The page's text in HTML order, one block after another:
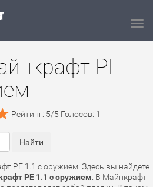
PE
Рейтинг: 5/5 Голосов: 1
PE 1.1 с оружием. Здесь вы найдете
PE 1.1 с оружием . В Майнкрафт